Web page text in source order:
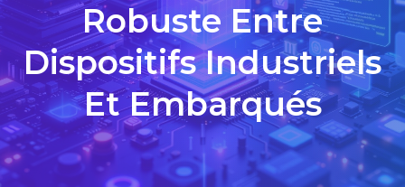
Robuste Entre
Dispositifs Industriels
Et Embarqués